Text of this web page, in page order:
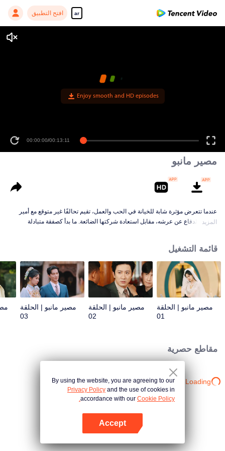
ar افتح التطبيق
Enjoy smooth and HD episodes
00:00:00/00:13:11
مصير مانبو
عندما تتعرض مؤثرة شابة للخيانة في الحب والعمل، تقيم تحالفًا غير متوقع مع أمير
يحارب للدفاع عن عرشه، مقابل استعادة شركتها الضائعة. ما بدأ كصفقة متبادلة
أرواحهما كانت مرتبطة منذ زمن بعيد قبل هذه الحياة. ولكن هل سيصبح هذا الارتباط
مفتاحًا لكشف مصيرهما، أم لعنةً تلزمهما دون مهرب؟
المزيد
قائمة التشغيل
مصير مانبو | الحلقة
01
مصير مانبو | الحلقة
02
مصير مانبو | الحلقة
03
مقاطع حصرية
Loading…
By using the website, you are agreeing to our
Privacy Policy and the use of cookies in
accordance with our Cookie Policy.
Accept